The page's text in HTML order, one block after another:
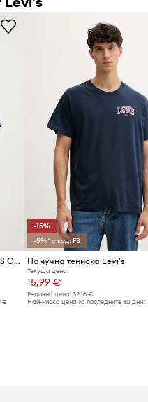
Levi's тениска мъжка от памук SS ORIGINAL HM TEE
€
-15%
-5%* с код: FS
Памучна тениска Levi's
Текуща цена:
15,99 €
Редовна цена:32,16 €
Най-ниска цена за последните 30 дни: